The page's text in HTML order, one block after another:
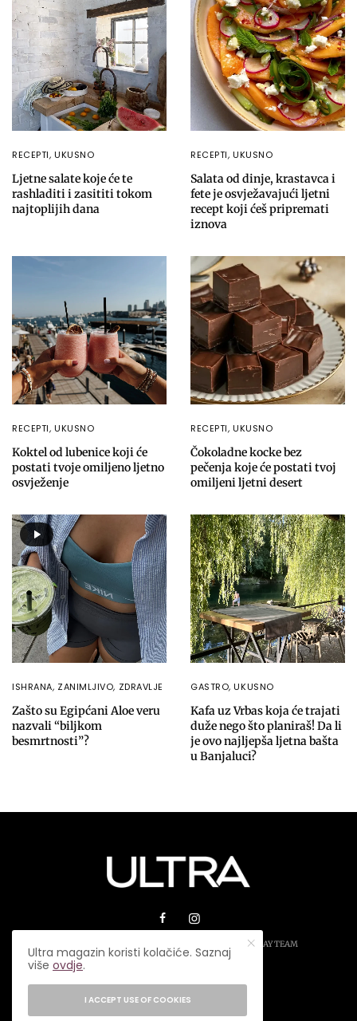
RECEPTI, UKUSNO
Ljetne salate koje će te
rashladiti i zasititi tokom
najtoplijih dana
RECEPTI, UKUSNO
Salata od dinje, krastavca i
fete je osvježavajući ljetni
recept koji ćeš pripremati
iznova
RECEPTI, UKUSNO
Koktel od lubenice koji će
postati tvoje omiljeno ljetno
osvježenje
RECEPTI, UKUSNO
Čokoladne kocke bez
pečenja koje će postati tvoj
omiljeni ljetni desert
ISHRANA, ZANIMLJIVO, ZDRAVLJE
Zašto su Egipćani Aloe veru
nazvali “biljkom
besmrtnosti”?
GASTRO,UKUSNO
Kafa uz Vrbas koja će trajati
duže nego što planiraš! Da li
je ovo najljepša ljetna bašta
u Banjaluci?
© 2026 ULTRA MAGAZIN. SVA PRAVA ZADRŽANA.PLAY TEAM
Ultra magazin koristi kolačiće. Saznaj
višeovdje.
I ACCEPT USE OF COOKIES